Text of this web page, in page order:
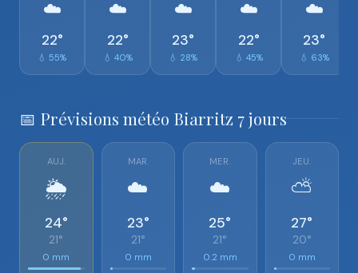
☁️
22°
💧 55%
☁️
22°
💧 40%
☁️
23°
💧 28%
☁️
22°
💧 45%
☁️
23°
💧 63%
📅 Prévisions météo Biarritz 7 jours
AUJ.
🌦️
24°
21°
0 mm
MAR.
☁️
23°
21°
0 mm
MER.
☁️
25°
21°
0.2 mm
JEU.
⛅
27°
20°
0 mm